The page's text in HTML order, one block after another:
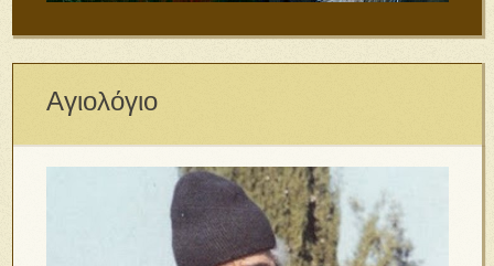
Αγιολόγιο